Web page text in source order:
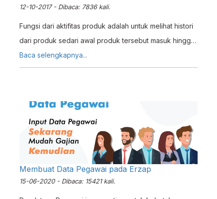
12-10-2017 - Dibaca: 7836 kali.
Fungsi dari aktifitas produk adalah untuk melihat histori
dari produk sedari awal produk tersebut masuk hingga
ke stok terkini, wecara detail dan terperinci.
Baca selengkapnya...
Membuat Data Pegawai pada Erzap
15-06-2020 - Dibaca: 15421 kali.